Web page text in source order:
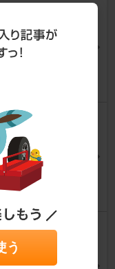
5
う